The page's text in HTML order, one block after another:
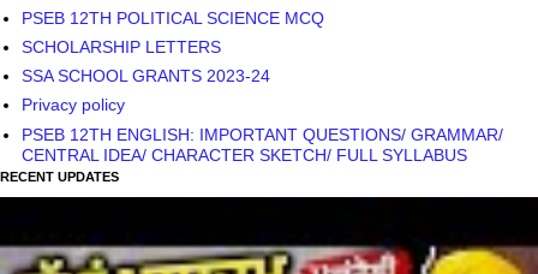
PSEB 12TH POLITICAL SCIENCE MCQ
SCHOLARSHIP LETTERS
SSA SCHOOL GRANTS 2023-24
Privacy policy
PSEB 12TH ENGLISH: IMPORTANT QUESTIONS/ GRAMMAR/
CENTRAL IDEA/ CHARACTER SKETCH/ FULL SYLLABUS
RECENT UPDATES